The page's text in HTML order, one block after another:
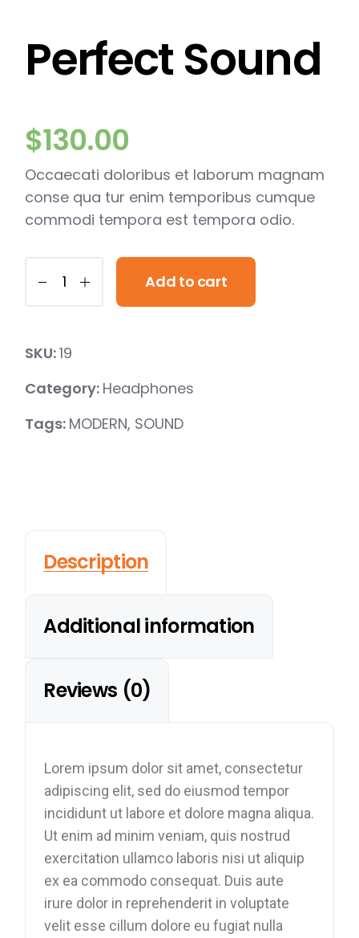
Perfect Sound
$130.00
Occaecati doloribus et laborum magnam
conse qua tur enim temporibus cumque
commodi tempora est tempora odio.
Add to cart
SKU:19
Category: Headphones
Tags: MODERN, SOUND
Description
Additional information
Reviews (0)
Lorem ipsum dolor sit amet, consectetur
adipiscing elit, sed do eiusmod tempor
incididunt ut labore et dolore magna aliqua.
Ut enim ad minim veniam, quis nostrud
exercitation ullamco laboris nisi ut aliquip
ex ea commodo consequat. Duis aute
irure dolor in reprehenderit in voluptate
velit esse cillum dolore eu fugiat nulla